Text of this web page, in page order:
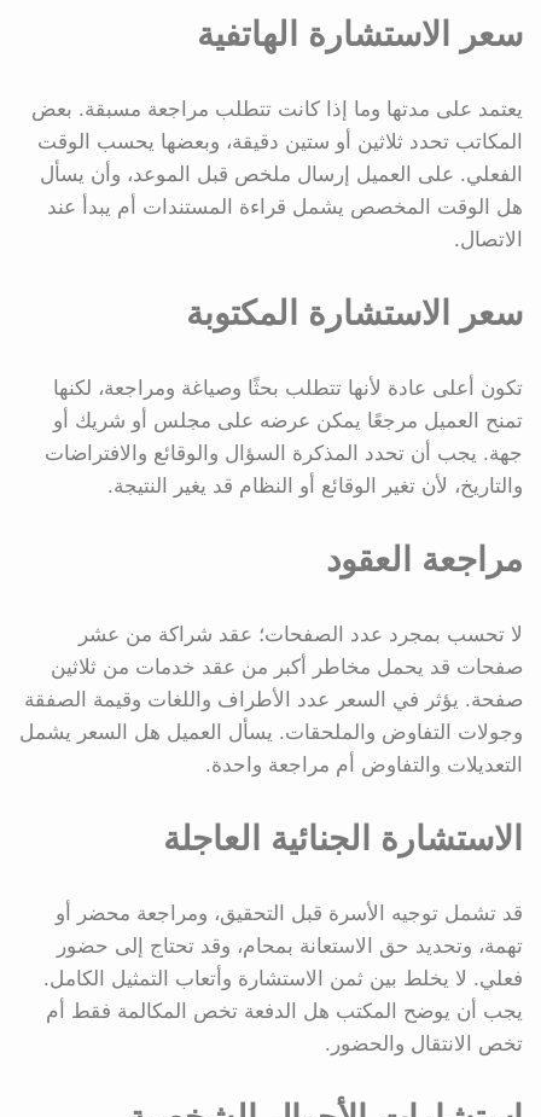
سعر الاستشارة الهاتفية
يعتمد على مدتها وما إذا كانت تتطلب مراجعة مسبقة. بعض
المكاتب تحدد ثلاثين أو ستين دقيقة، وبعضها يحسب الوقت
الفعلي. على العميل إرسال ملخص قبل الموعد، وأن يسأل
هل الوقت المخصص يشمل قراءة المستندات أم يبدأ عند
الاتصال.
سعر الاستشارة المكتوبة
تكون أعلى عادة لأنها تتطلب بحثًا وصياغة ومراجعة، لكنها
تمنح العميل مرجعًا يمكن عرضه على مجلس أو شريك أو
جهة. يجب أن تحدد المذكرة السؤال والوقائع والافتراضات
والتاريخ، لأن تغير الوقائع أو النظام قد يغير النتيجة.
مراجعة العقود
لا تحسب بمجرد عدد الصفحات؛ عقد شراكة من عشر
صفحات قد يحمل مخاطر أكبر من عقد خدمات من ثلاثين
صفحة. يؤثر في السعر عدد الأطراف واللغات وقيمة الصفقة
وجولات التفاوض والملحقات. يسأل العميل هل السعر يشمل
التعديلات والتفاوض أم مراجعة واحدة.
الاستشارة الجنائية العاجلة
قد تشمل توجيه الأسرة قبل التحقيق، ومراجعة محضر أو
تهمة، وتحديد حق الاستعانة بمحام، وقد تحتاج إلى حضور
فعلي. لا يخلط بين ثمن الاستشارة وأتعاب التمثيل الكامل.
يجب أن يوضح المكتب هل الدفعة تخص المكالمة فقط أم
تخص الانتقال والحضور.